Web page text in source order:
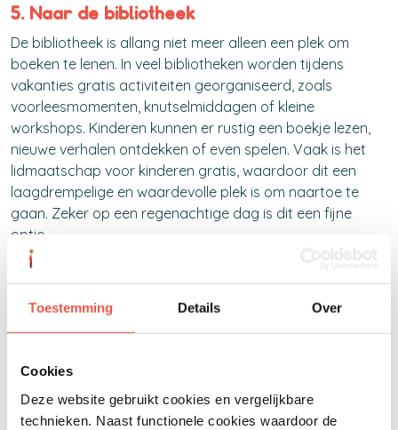
Toestemming Details Over
Cookies
Deze website gebruikt cookies en vergelijkbare
technieken. Naast functionele cookies waardoor de
5. Naar de bibliotheek
De bibliotheek is allang niet meer alleen een plek om
boeken te lenen. In veel bibliotheken worden tijdens
vakanties gratis activiteiten georganiseerd, zoals
voorleesmomenten, knutselmiddagen of kleine
workshops. Kinderen kunnen er rustig een boekje lezen,
nieuwe verhalen ontdekken of even spelen. Vaak is het
lidmaatschap voor kinderen gratis, waardoor dit een
laagdrempelige en waardevolle plek is om naartoe te
gaan. Zeker op een regenachtige dag is dit een fijne
optie.
6. Dieren spotten en verzorgen
Naast kinderboerderijen zijn er ook andere plekken waar
De Paardenkamp, waar oudere paarden een fijne plek
hebben en bezoekers welkom zijn om langs te komen.
Ook in natuurgebieden kun je met een beetje geluk dieren